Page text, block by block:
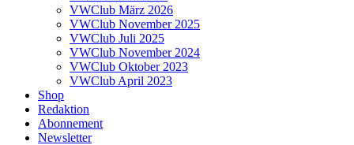
VWClub März 2026
VWClub November 2025
VWClub Juli 2025
VWClub November 2024
VWClub Oktober 2023
VWClub April 2023
Shop
Redaktion
Abonnement
Newsletter